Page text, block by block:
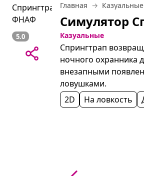
5.0
Главная Казуальные
Казуальные
Спрингтрап
ночного охранника
внезапными
ловушками.
2D
На ловкость